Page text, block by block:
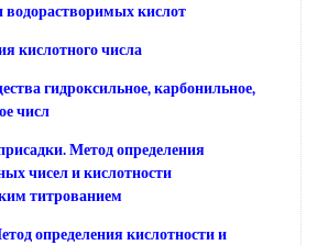
водорастворимых кислот
кислотного числа
гидроксильное, карбонильное,
числ
Метод определения
чисел и кислотности
титрованием
определения кислотности и